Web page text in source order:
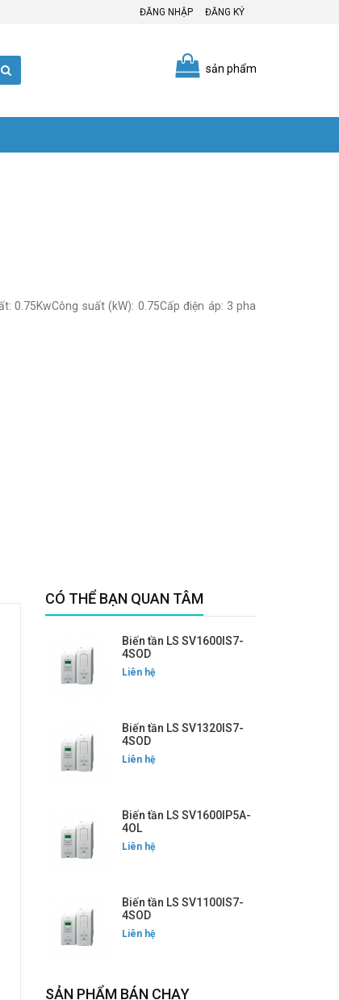
ĐĂNG NHẬP ĐĂNG KÝ
sản phẩm
0.75KwCông suất (kW): 0.75Cấp điện áp: 3 pha
CÓ THỂ BẠN QUAN TÂM
Biến tần LS SV1600IS7-
4SOD
Liên hệ
Biến tần LS SV1320IS7-
4SOD
Liên hệ
Biến tần LS SV1600IP5A-
4OL
Liên hệ
Biến tần LS SV1100IS7-
4SOD
Liên hệ
SẢN PHẨM BÁN CHẠY